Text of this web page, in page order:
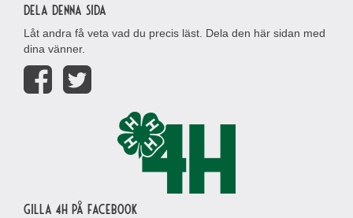
Dela denna sida
Låt andra få veta vad du precis läst. Dela den här sidan med
dina vänner.
Gilla 4H på Facebook